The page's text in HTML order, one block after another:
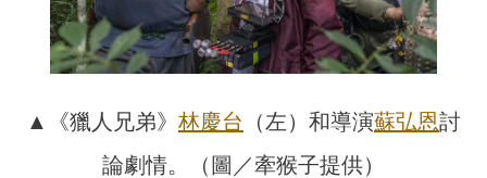
▲《獵人兄弟》 林慶台 （左）和導演蘇弘恩討
論劇情。（圖／牽猴子提供）